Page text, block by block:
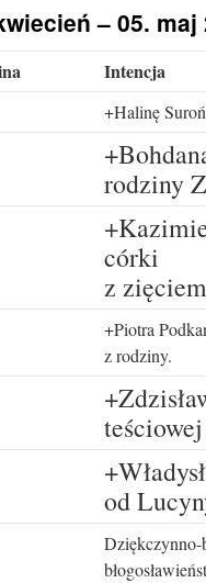
– 05. maj
Intencja
+Halinę
rodziny
córki
z
+Piotra
z rodziny.
od
Dziękczynno-